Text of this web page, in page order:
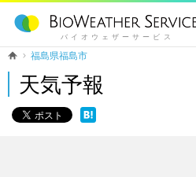
バイオウェザーサービス
福島県福島市
天気予報